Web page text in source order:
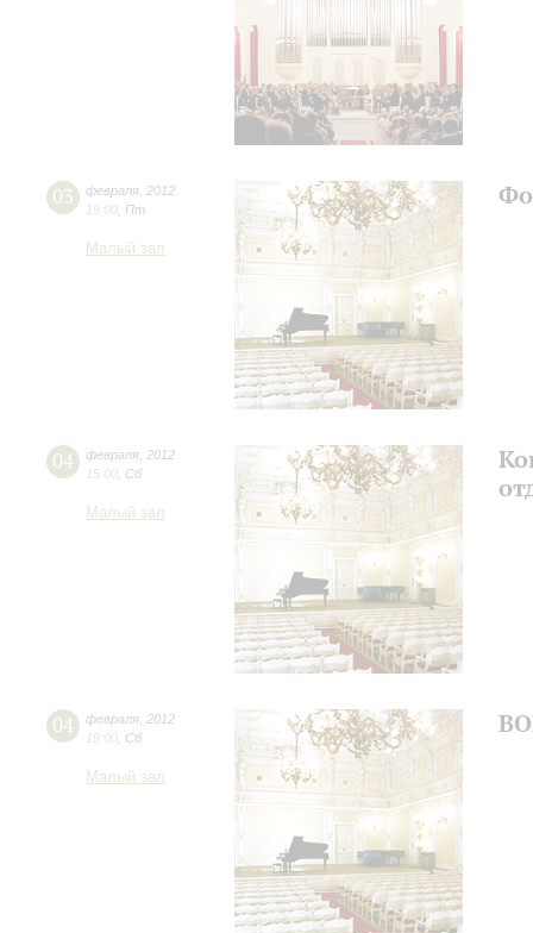
03 февраля 2012
19:00 Пт
Малый зал
04 февраля 2012
15:00 Сб
Малый зал
04 февраля 2012
19:00 Сб
Малый зал